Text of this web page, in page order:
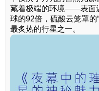
藏着极端的环境——表面
球的92倍，硫酸云笼罩的
最炙热的行星之一。